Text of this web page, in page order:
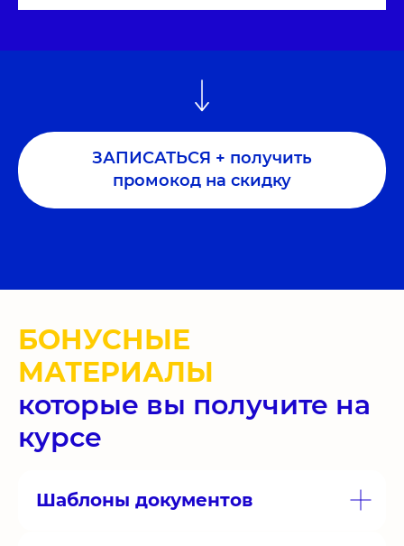
ЗАПИСАТЬСЯ + получить
промокод на скидку
БОНУСНЫЕ
МАТЕРИАЛЫ
которые вы получите на
курсе
Шаблоны документов